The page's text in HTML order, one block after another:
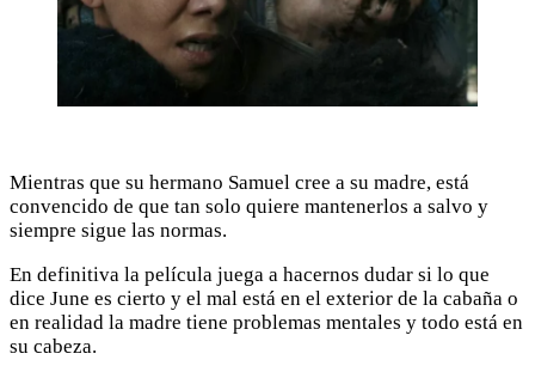
Mientras que su hermano Samuel cree a su madre, está
convencido de que tan solo quiere mantenerlos a salvo y
siempre sigue las normas.
En definitiva la película juega a hacernos dudar si lo que
dice June es cierto y el mal está en el exterior de la cabaña o
en realidad la madre tiene problemas mentales y todo está en
su cabeza.